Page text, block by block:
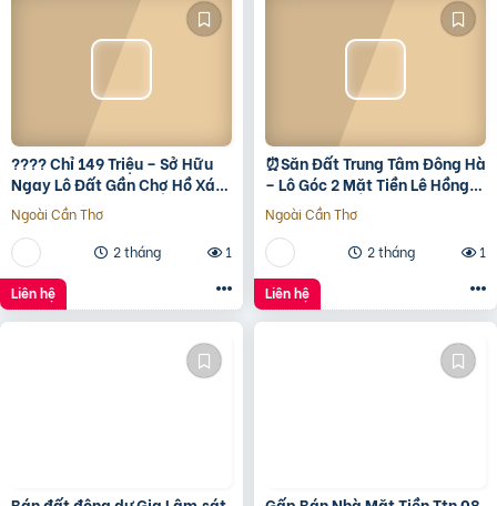
???? Chỉ 149 Triệu – Sở Hữu
Ngay Lô Đất Gần Chợ Hồ Xá,
Cơ Hội Đầu Tư Giá Rẻ Hiếm
Có! ???? Vị trí:
Ngoài Cần Thơ
2 tháng
1
Liên hệ
⏰️Săn Đất Trung Tâm Đông Hà
– Lô Góc 2 Mặt Tiền Lê Hồng
Phong, Giá Chỉ 1 Tỷ 5Xx ????
Ngoài Cần Thơ
2 tháng
1
Liên hệ